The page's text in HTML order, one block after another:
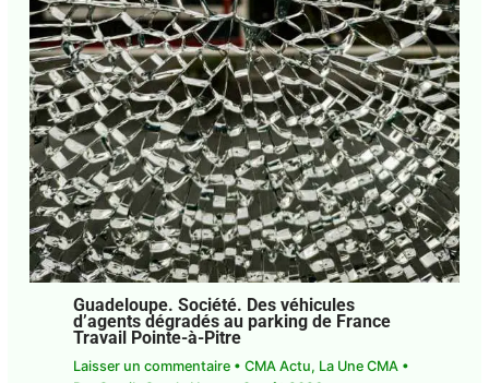
Guadeloupe. Société. Des véhicules
d’agents dégradés au parking de France
Travail Pointe-à-Pitre
Laisser un commentaire • CMA Actu, La Une CMA
J'acceptel'accord de confidentialité